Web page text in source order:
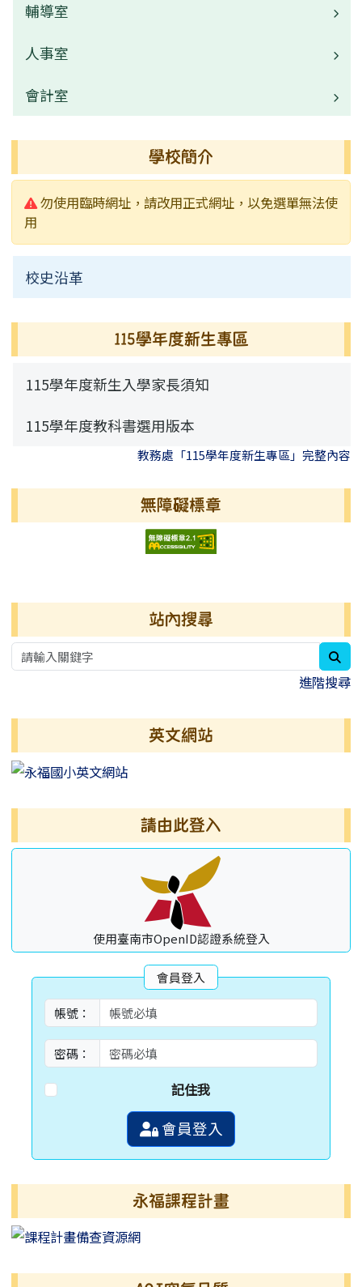
校園公告
常用連結
活動相簿
行事曆
業務職掌
校園公告
常用連結
行事曆
檔案下載
輔導室
業務職掌
校園公告
活動相簿
榮譽榜
人事室
業務職掌
常用連結
會計室
業務職掌
校園公告
學校簡介
警告:
勿使用臨時網址，請改用正式網址，以免選單無法使
用
校史沿革
115學年度新生專區
115學年度新生入學家長須知
115學年度教科書選用版本
教務處「115學年度新生專區」完整內容
無障礙標章
站內搜尋
進階搜尋
英文網站
請由此登入
使用臺南市OpenID認證系統登入
會員登入
帳號：
密碼：
記住我
會員登入
永福課程計畫